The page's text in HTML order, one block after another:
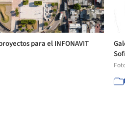
para el INFONAVIT